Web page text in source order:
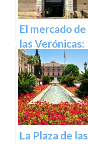
Murcia
El mercado de
las Verónicas:
descubre el
mercado más
emblemático
de Murcia
La Plaza de las